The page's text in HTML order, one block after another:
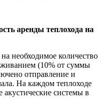
аренды теплохода на
на необходимое количество
(10% от суммы
отправление и
На каждом теплоходе
акустические системы в